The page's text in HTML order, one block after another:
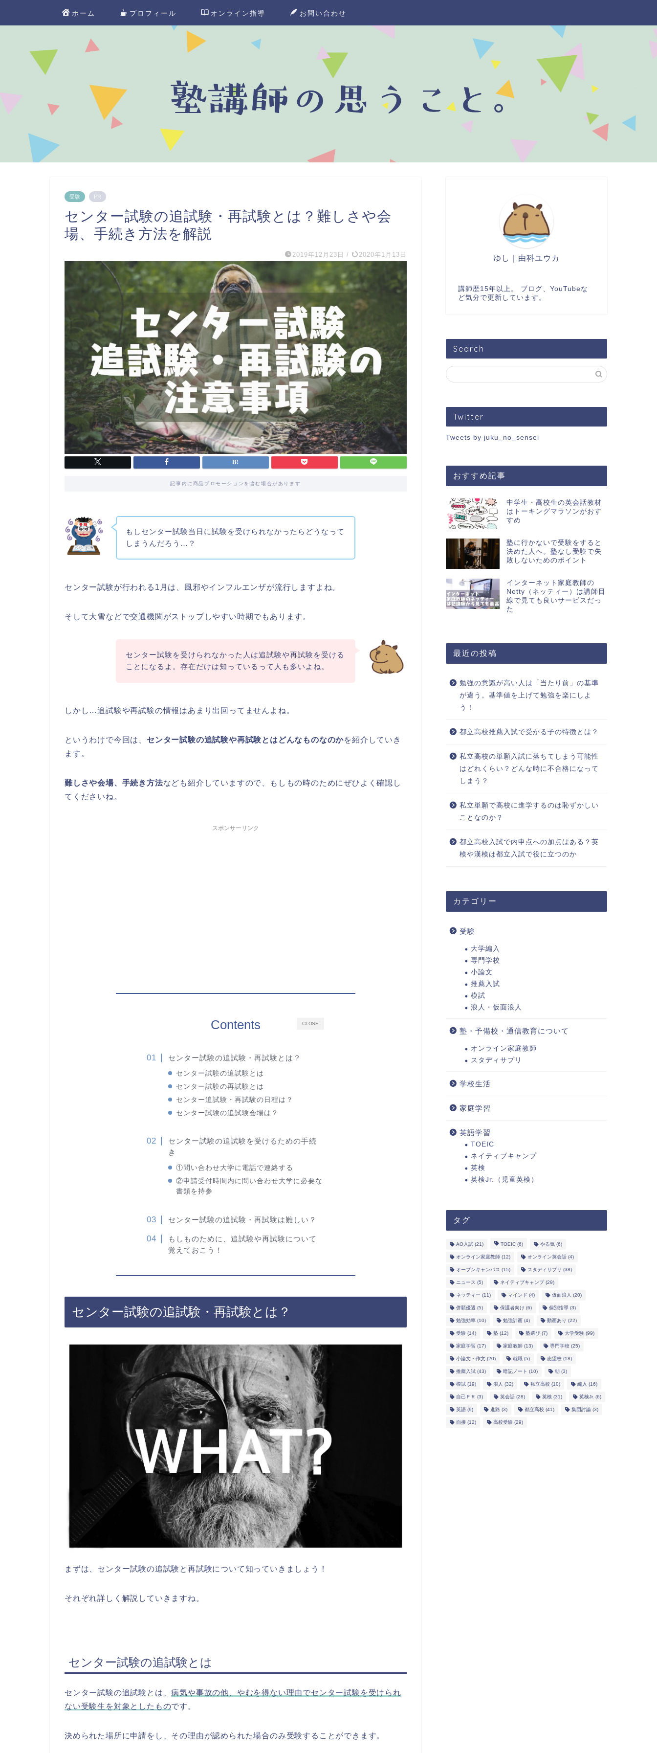
ホーム プロフィール オンライン指導 お問い合わせ
受験 PR
センター試験の追試験・再試験とは？難しさや会
場、手続き方法を解説
2019年12月23日 / 2020年1月13日
記事内に商品プロモーションを含む場合があります
もしセンター試験当日に試験を受けられなかったらどうなって
しまうんだろう…？
センター試験が行われる1月は、風邪やインフルエンザが流行しますよね。
そして大雪などで交通機関がストップしやすい時期でもあります。
センター試験を受けられなかった人は追試験や再試験を受ける
ことになるよ。存在だけは知っているって人も多いよね。
しかし…追試験や再試験の情報はあまり出回ってませんよね。
というわけで今回は、 センター試験の追試験や再試験とはどんなものなのかを紹介していき
ます。
難しさや会場、手続き方法なども紹介していますので、もしもの時のためにぜひよく確認し
てくださいね。
スポンサーリンク
CLOSE
Contents
センター試験の追試験・再試験とは？
センター試験の追試験とは
センター試験の再試験とは
センター追試験・再試験の日程は？
センター試験の追試験会場は？
センター試験の追試験を受けるための手続
き
①問い合わせ大学に電話で連絡する
②申請受付時間内に問い合わせ大学に必要な
書類を持参
センター試験の追試験・再試験は難しい？
もしものために、追試験や再試験について
覚えておこう！
センター試験の追試験・再試験とは？
まずは、センター試験の追試験と再試験について知っていきましょう！
それぞれ詳しく解説していきますね。
センター試験の追試験とは
センター試験の追試験とは、病気や事故の他、やむを得ない理由でセンター試験を受けられ
ない受験生を対象としたものです。
決められた場所に申請をし、その理由が認められた場合のみ受験することができます。
ゆし｜由科ユウカ
講師歴15年以上。 ブログ、YouTubeな
ど気分で更新しています。
Search
Twitter
Tweets by juku_no_sensei
おすすめ記事
中学生・高校生の英会話教材
はトーキングマラソンがおす
すめ
塾に行かないで受験をすると
決めた人へ。塾なし受験で失
敗しないためのポイント
インターネット家庭教師の
Netty（ネッティー）は講師目
線で見ても良いサービスだっ
た
最近の投稿
勉強の意識が高い人は「当たり前」の基準
が違う。基準値を上げて勉強を楽にしよ
う！
都立高校推薦入試で受かる子の特徴とは？
私立高校の単願入試に落ちてしまう可能性
はどれくらい？どんな時に不合格になって
しまう？
私立単願で高校に進学するのは恥ずかしい
ことなのか？
都立高校入試で内申点への加点はある？英
検や漢検は都立入試で役に立つのか
カテゴリー
受験
大学編入
専門学校
小論文
推薦入試
模試
浪人・仮面浪人
塾・予備校・通信教育について
オンライン家庭教師
スタディサプリ
学校生活
家庭学習
英語学習
TOEIC
ネイティブキャンプ
英検
英検Jr.（児童英検）
タグ
AO入試(21) TOEIC(6) やる気(6)
オンライン家庭教師 (12) オンライン英会話(4)
オープンキャンパス (15) スタディサプリ (38)
ニュース (5) ネイティブキャンプ(29)
ネッティー (11) マインド (4) 仮面浪人 (20)
併願優遇 (5) 保護者向け (6) 個別指導 (3)
勉強効率(10) 勉強計画(4) 動画あり (22)
受験(14) 塾(12) 塾選び(7) 大学受験(99)
家庭学習 (17) 家庭教師 (13) 専門学校 (25)
小論文・作文(20) 就職 (5) 志望校 (18)
推薦入試(43) 暗記ノート (10) 朝 (3)
模試(19) 浪人 (32) 私立高校 (10) 編入 (16)
自己ＰＲ (3) 英会話(28) 英検 (31) 英検Jr. (6)
英語(9) 進路(3) 都立高校 (41) 集団討論(3)
面接(12) 高校受験(29)